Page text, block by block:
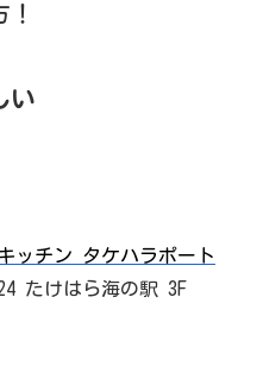
い
ッチン タケハラポート
たけはら海の駅 3F